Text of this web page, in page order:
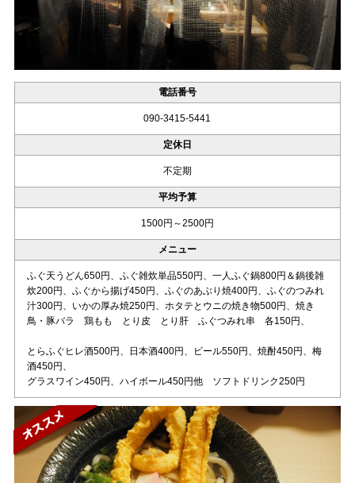
電話番号
090-3415-5441
定休日
不定期
平均予算
1500円～2500円
メニュー
ふぐ天うどん650円、ふぐ雑炊単品550円、一人ふぐ鍋800円＆鍋後雑
炊200円、ふぐから揚げ450円、ふぐのあぶり焼400円、ふぐのつみれ
汁300円、いかの厚み焼250円、ホタテとウニの焼き物500円、焼き
鳥・豚バラ 鶏もも とり皮 とり肝 ふぐつみれ串 各150円、
とらふぐヒレ酒500円、日本酒400円、ビール550円、焼酎450円、梅
酒450円、
グラスワイン450円、ハイボール450円他 ソフトドリンク250円